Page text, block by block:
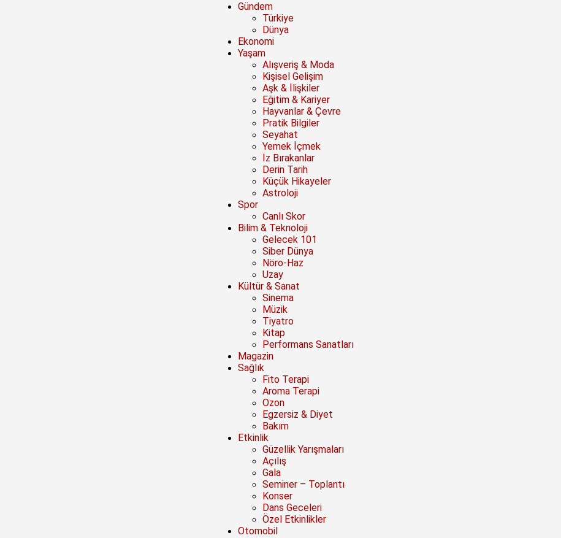
Gündem
Türkiye
Dünya
Ekonomi
Yaşam
Alışveriş & Moda
Kişisel Gelişim
Aşk & İlişkiler
Eğitim & Kariyer
Hayvanlar & Çevre
Pratik Bilgiler
Seyahat
Yemek İçmek
İz Bırakanlar
Derin Tarih
Küçük Hikayeler
Astroloji
Spor
Canlı Skor
Bilim & Teknoloji
Gelecek 101
Siber Dünya
Nöro-Haz
Uzay
Kültür & Sanat
Sinema
Müzik
Tiyatro
Kitap
Performans Sanatları
Magazin
Sağlık
Fito Terapi
Aroma Terapi
Ozon
Egzersiz & Diyet
Bakım
Etkinlik
Güzellik Yarışmaları
Açılış
Gala
Seminer – Toplantı
Konser
Dans Geceleri
Özel Etkinlikler
Otomobil